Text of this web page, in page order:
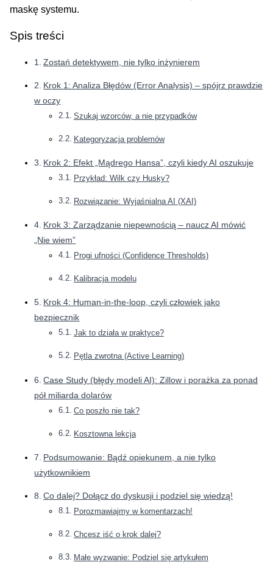
maskę systemu.
Spis treści
Zostań detektywem, nie tylko inżynierem
Krok 1: Analiza Błędów (Error Analysis) – spójrz prawdzie
w oczy
Szukaj wzorców, a nie przypadków
Kategoryzacja problemów
Krok 2: Efekt „Mądrego Hansa”, czyli kiedy AI oszukuje
Przykład: Wilk czy Husky?
Rozwiązanie: Wyjaśnialna AI (XAI)
Krok 3: Zarządzanie niepewnością – naucz AI mówić
„Nie wiem”
Progi ufności (Confidence Thresholds)
Kalibracja modelu
Krok 4: Human-in-the-loop, czyli człowiek jako
bezpiecznik
Jak to działa w praktyce?
Pętla zwrotna (Active Learning)
Case Study (błędy modeli AI): Zillow i porażka za ponad
pół miliarda dolarów
Co poszło nie tak?
Kosztowna lekcja
Podsumowanie: Bądź opiekunem, a nie tylko
użytkownikiem
Co dalej? Dołącz do dyskusji i podziel się wiedzą!
Porozmawiajmy w komentarzach!
Chcesz iść o krok dalej?
Małe wyzwanie: Podziel się artykułem